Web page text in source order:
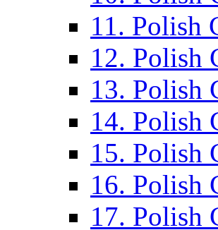
11. Polish
12. Polish
13. Polish
14. Polish
15. Polish
16. Polish
17. Polish